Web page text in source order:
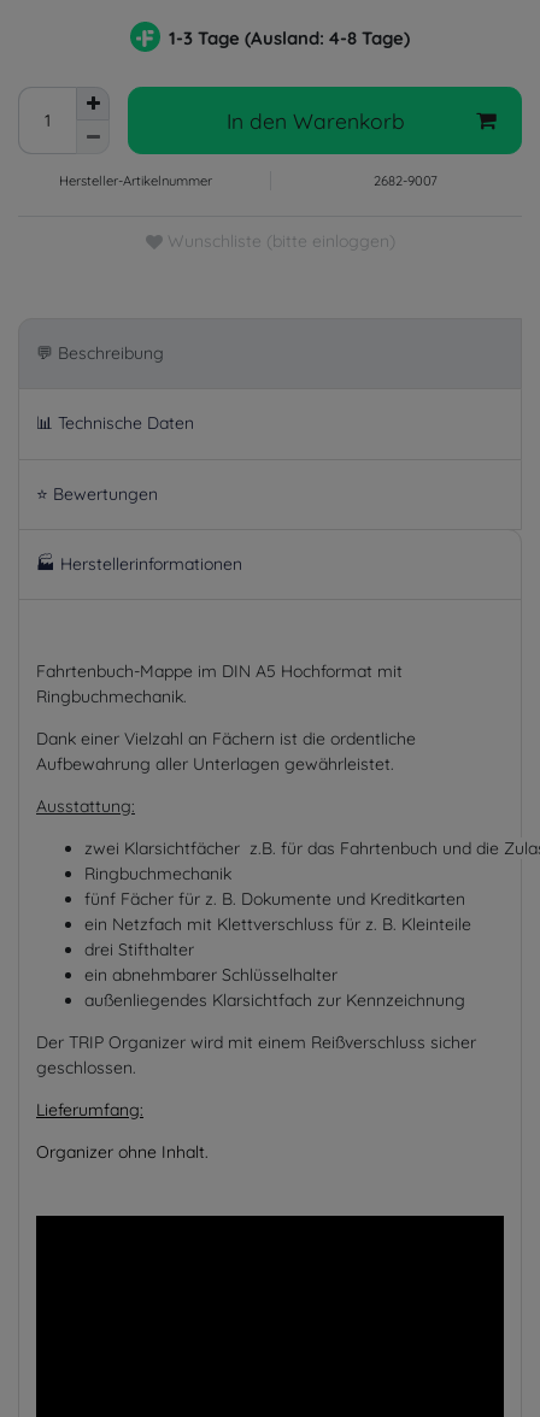
1-3 Tage (Ausland: 4-8 Tage)
In den Warenkorb
Hersteller-Artikelnummer 2682-9007
Wunschliste (bitte einloggen)
💬 Beschreibung
📊 Technische Daten
⭐ Bewertungen
🏭 Herstellerinformationen
Fahrtenbuch-Mappe im DIN A5 Hochformat mit
Ringbuchmechanik.
Dank einer Vielzahl an Fächern ist die ordentliche
Aufbewahrung aller Unterlagen gewährleistet.
Ausstattung:
zwei Klarsichtfächer z.B. für das Fahrtenbuch und die Zul
Ringbuchmechanik
fünf Fächer für z. B. Dokumente und Kreditkarten
ein Netzfach mit Klettverschluss für z. B. Kleinteile
drei Stifthalter
ein abnehmbarer Schlüsselhalter
außenliegendes Klarsichtfach zur Kennzeichnung
Der TRIP Organizer wird mit einem Reißverschluss sicher
geschlossen.
Lieferumfang:
Organizer ohne Inhalt.